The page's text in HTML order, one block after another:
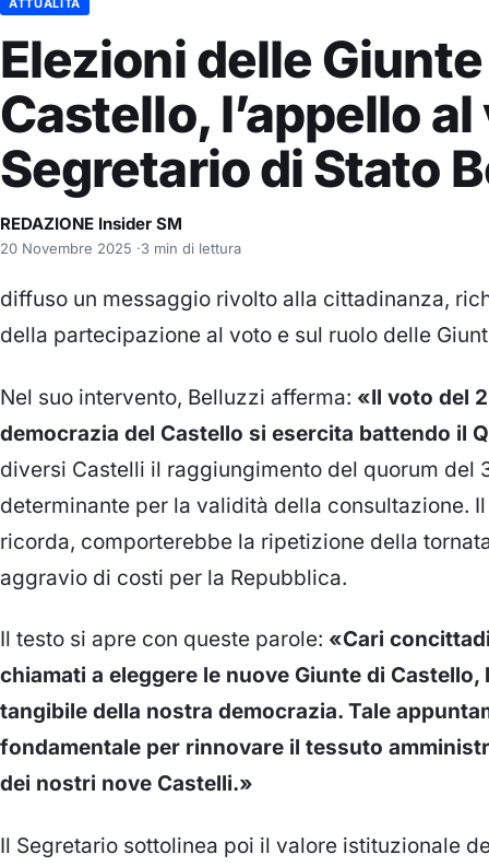
ATTUALITÀ
Elezioni delle
Castello, l’appello
Segretario di Stato
REDAZIONE Insider SM
20 Novembre 2025 ·3 min di lettura
diffuso un messaggio rivolto alla cittadinanza,
della partecipazione al voto e sul ruolo delle
Nel suo intervento, Belluzzi afferma: «Il voto del
democrazia del Castello si esercita battendo il
diversi Castelli il raggiungimento del quorum del
determinante per la validità della consultazione.
ricorda, comporterebbe la ripetizione della
aggravio di costi per la Repubblica.
Il testo si apre con queste parole: «Cari
chiamati a eleggere le nuove Giunte di
tangibile della nostra democrazia. Tale
fondamentale per rinnovare il tessuto
dei nostri nove Castelli.»
Il Segretario sottolinea poi il valore istituzionale